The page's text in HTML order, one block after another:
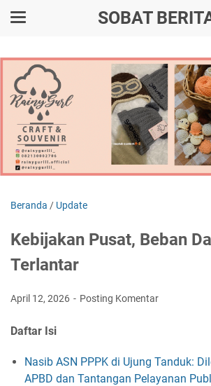
SOBAT
Beranda / Update
Kebijakan Pusat, Beban
Terlantar
April 12, 2026 Posting Komentar
Daftar Isi
Nasib ASN PPPK di Ujung Tanduk:
APBD dan Tantangan Pelayanan